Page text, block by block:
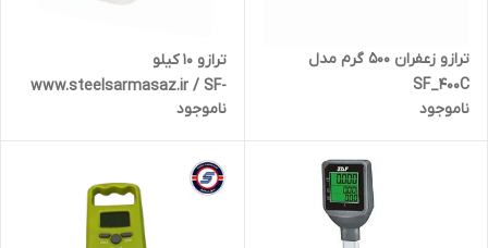
ترازو زعفران 500 گرم مدل
SF_400C
ناموجود
ترازو 10 کیلو
www.steelsarmasaz.ir / SF-
400A
ناموجود